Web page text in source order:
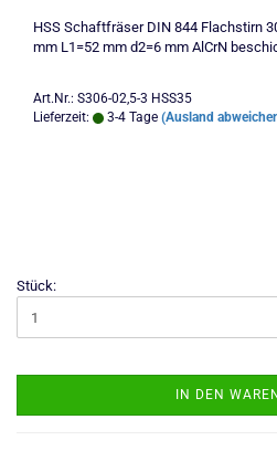
HSS Schaftfräser DIN 844 Flachstirn
mm L1=52 mm d2=6 mm AlCrN
Art.Nr.: S306-02,5-3 HSS35
Lieferzeit:
3-4 Tage (Ausland
Stück:
IN DEN